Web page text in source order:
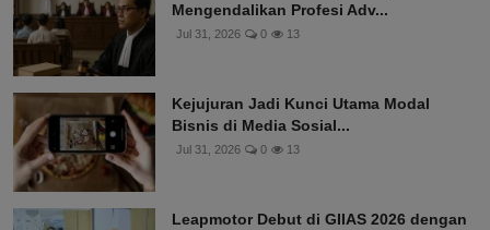
Mengendalikan Profesi Adv...
Jul 31, 2026 0 13
Kejujuran Jadi Kunci Utama Modal
Bisnis di Media Sosial...
Jul 31, 2026 0 13
Leapmotor Debut di GIIAS 2026 dengan